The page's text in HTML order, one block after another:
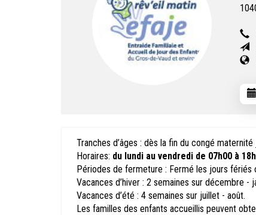
Tranches d’âges : dès la fin du congé maternité
Horaires: du lundi au vendredi de 07h00 à
Périodes de fermeture : Fermé les jours fériés
Vacances d’hiver : 2 semaines sur décembre -
Vacances d’été : 4 semaines sur juillet - août.
Les familles des enfants accueillis peuvent